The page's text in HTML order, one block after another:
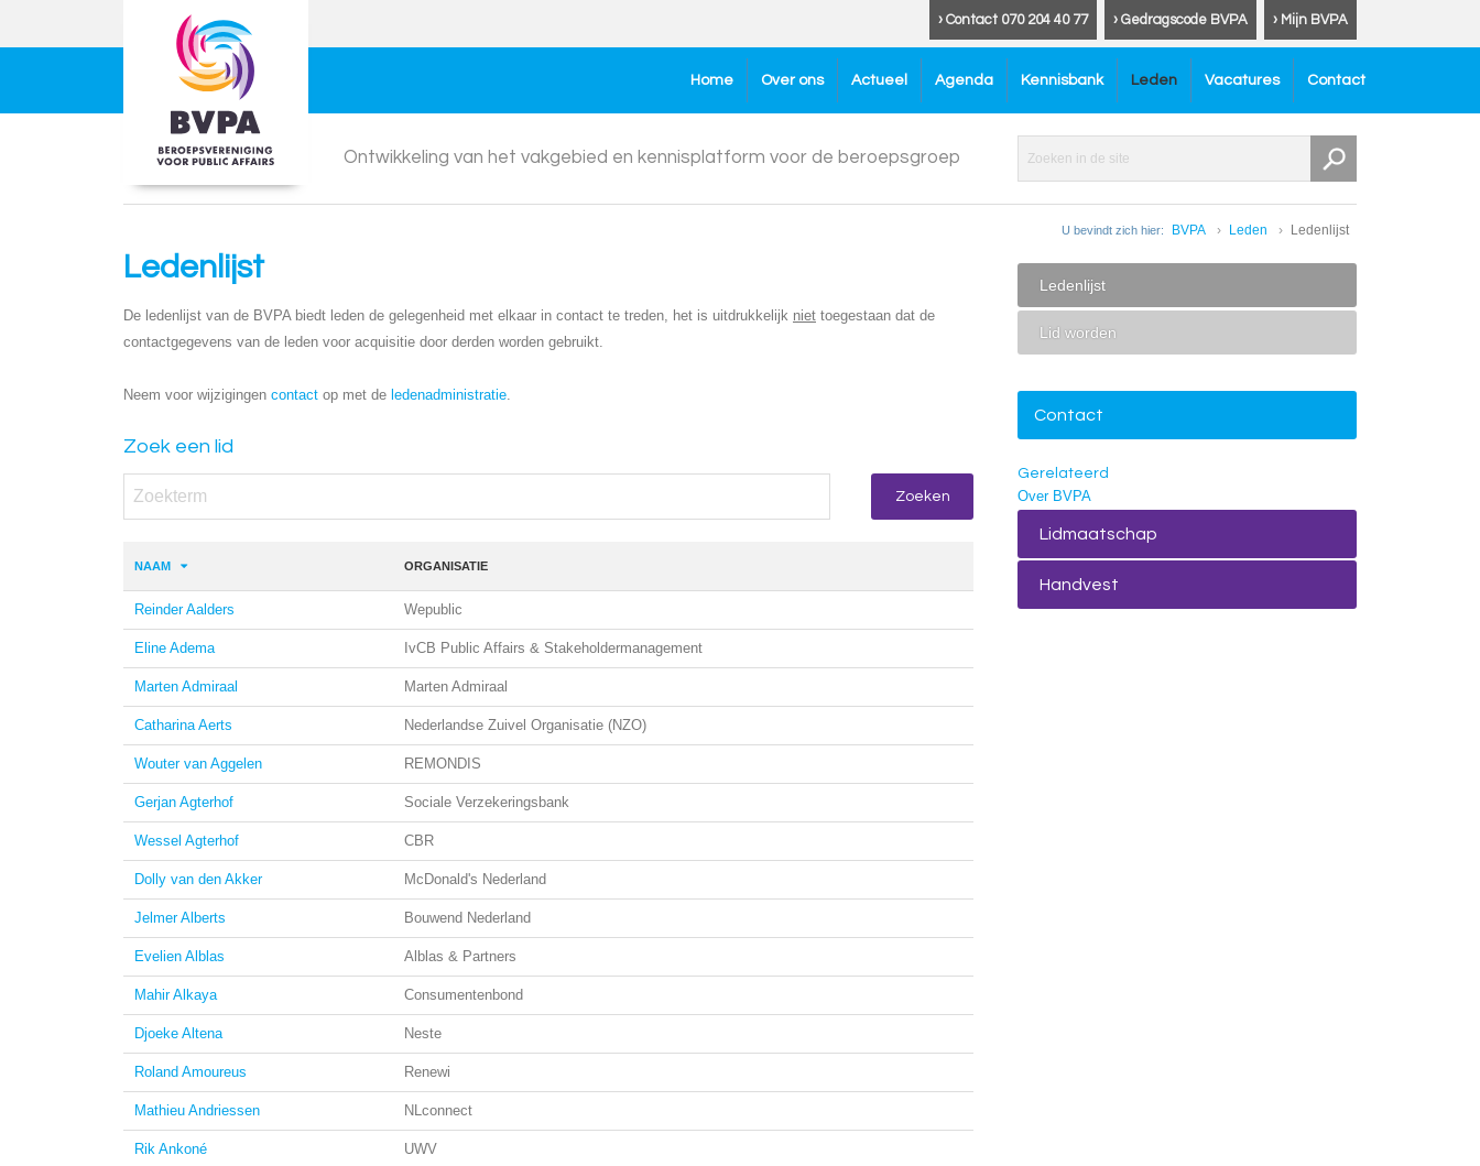
› Mijn BVPA
› Gedragscode BVPA
› Contact 070 204 40 77
Home Over ons Actueel Agenda Kennisbank Leden Vacatures Contact
Ontwikkeling van het vakgebied en kennisplatform voor de beroepsgroep
U bevindt zich hier: BVPA Leden Ledenlijst
Ledenlijst
De ledenlijst van de BVPA biedt leden de gelegenheid met elkaar in contact te treden, het is uitdrukkelijk niet toegestaan dat de
contactgegevens van de leden voor acquisitie door derden worden gebruikt.
Neem voor wijzigingen contact op met de ledenadministratie.
Zoek een lid
NAAM ORGANISATIE
Reinder Aalders Wepublic
Eline Adema IvCB Public Affairs & Stakeholdermanagement
Marten Admiraal Marten Admiraal
Catharina Aerts Nederlandse Zuivel Organisatie (NZO)
Wouter van Aggelen REMONDIS
Gerjan Agterhof Sociale Verzekeringsbank
Wessel Agterhof CBR
Dolly van den Akker McDonald's Nederland
Jelmer Alberts Bouwend Nederland
Evelien Alblas Alblas & Partners
Mahir Alkaya Consumentenbond
Djoeke Altena Neste
Roland Amoureus Renewi
Mathieu Andriessen NLconnect
Rik Ankoné UWV
Ledenlijst
Lid worden
Contact
Gerelateerd
Over BVPA
Lidmaatschap
Handvest